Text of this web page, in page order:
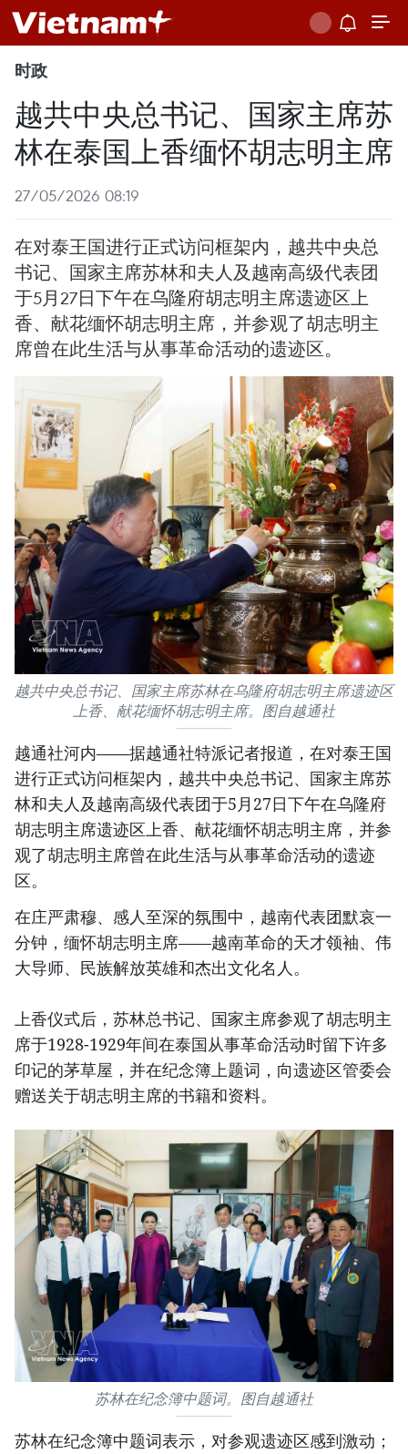
时政
越共中央总书记、国家主席苏
林在泰国上香缅怀胡志明主席
27/05/2026 08:19
在对泰王国进行正式访问框架内，越共中央总
书记、国家主席苏林和夫人及越南高级代表团
于5月27日下午在乌隆府胡志明主席遗迹区上
香、献花缅怀胡志明主席，并参观了胡志明主
席曾在此生活与从事革命活动的遗迹区。
越共中央总书记、国家主席苏林在乌隆府胡志明主席遗迹区
上香、献花缅怀胡志明主席。图自越通社
越通社河内——据越通社特派记者报道，在对泰王国
进行正式访问框架内，越共中央总书记、国家主席苏
林和夫人及越南高级代表团于5月27日下午在乌隆府
胡志明主席遗迹区上香、献花缅怀胡志明主席，并参
观了胡志明主席曾在此生活与从事革命活动的遗迹
区。
在庄严肃穆、感人至深的氛围中，越南代表团默哀一
分钟，缅怀胡志明主席——越南革命的天才领袖、伟
大导师、民族解放英雄和杰出文化名人。
上香仪式后，苏林总书记、国家主席参观了胡志明主
席于1928-1929年间在泰国从事革命活动时留下许多
印记的茅草屋，并在纪念簿上题词，向遗迹区管委会
赠送关于胡志明主席的书籍和资料。
苏林在纪念簿中题词。图自越通社
苏林在纪念簿中题词表示，对参观遗迹区感到激动；